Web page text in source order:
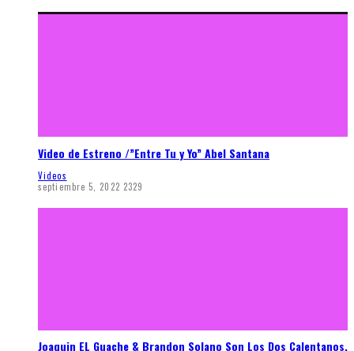
Video de Estreno /”Entre Tu y Yo” Abel Santana
Videos
septiembre 5, 2022 2329
Joaquin EL Guache & Brandon Solano Son Los Dos Calentanos.